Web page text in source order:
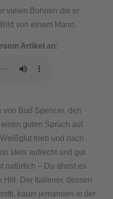
vielen Bohnen die er
von einem Mann.
Artikel an:
von Bud Spencer, den
guten Spruch auf
trieb und nach
stets aufrecht und gut
natürlich – Du ahnst es
Hill. Der Italiener, dessen
kaum jemanden in der